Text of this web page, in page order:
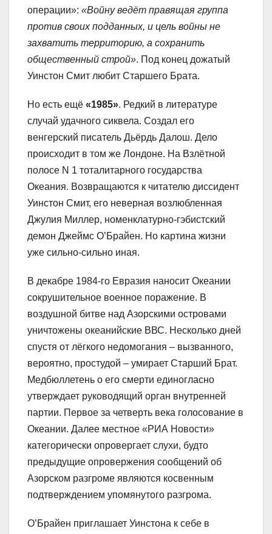
операции»: «Войну ведёт правящая группа
против своих подданных, и цель войны не
захватить территорию, а сохранить
общественный строй». Под конец дожатый
Уинстон Смит любит Старшего Брата.
Но есть ещё «1985». Редкий в литературе
случай удачного сиквела. Создал его
венгерский писатель Дьёрдь Далош. Дело
происходит в том же Лондоне. На Взлётной
полосе N 1 тоталитарного государства
Океания. Возвращаются к читателю диссидент
Уинстон Смит, его неверная возлюбленная
Джулия Миллер, номенклатурно-гэбистский
демон Джеймс О’Брайен. Но картина жизни
уже сильно-сильно иная.
В декабре 1984-го Евразия наносит Океании
сокрушительное военное поражение. В
воздушной битве над Азорскими островами
уничтожены океанийские ВВС. Несколько дней
спустя от лёгкого недомогания – вызванного,
вероятно, простудой – умирает Старший Брат.
Медбюллетень о его смерти единогласно
утверждает руководящий орган внутренней
партии. Первое за четверть века голосование в
Океании. Далее местное «РИА Новости»
категорически опровергает слухи, будто
предыдущие опровержения сообщений об
Азорском разгроме являются косвенным
подтверждением упомянутого разгрома.
О’Брайен приглашает Уинстона к себе в